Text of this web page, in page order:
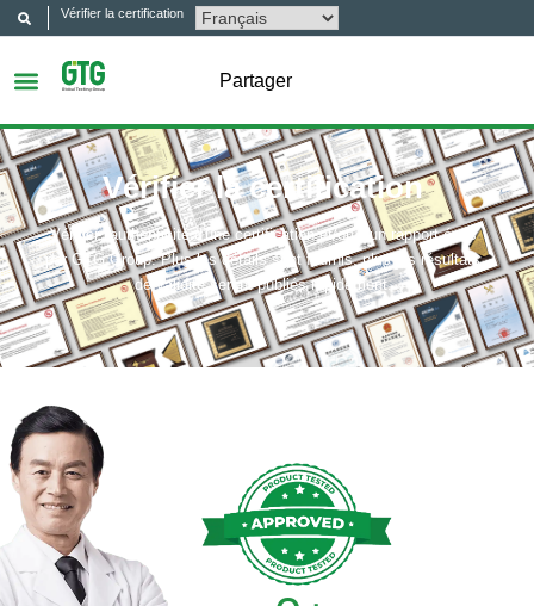
Vérifier la certification
Partager
Vérifier la certification
Vérifier l'authenticité d'une certification et/ou d'un rapport émis
par GTG Group. Plus les détails sont fournis, plus les résultats
de validité seront publiés rapidement.